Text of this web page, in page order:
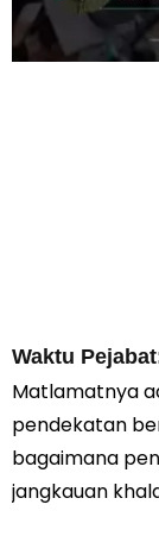
Waktu
Matlamatnya
pendekatan
bagaimana
jangkauan